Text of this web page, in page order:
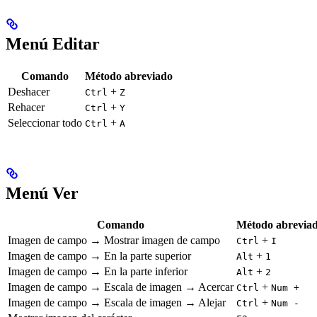
Menú Editar
Comando
Método abreviado
Deshacer
Ctrl + Z
Rehacer Ctrl + Y
Seleccionar todo Ctrl + A
Menú Ver
Comando
Método
Imagen de campo → Mostrar imagen de campo
Ctrl + I
Imagen de campo → En la parte superior Alt + 1
Imagen de campo → En la parte inferior Alt + 2
Imagen de campo → Escala de imagen → Acercar Ctrl + Num +
Imagen de campo → Escala de imagen → Alejar Ctrl + Num -